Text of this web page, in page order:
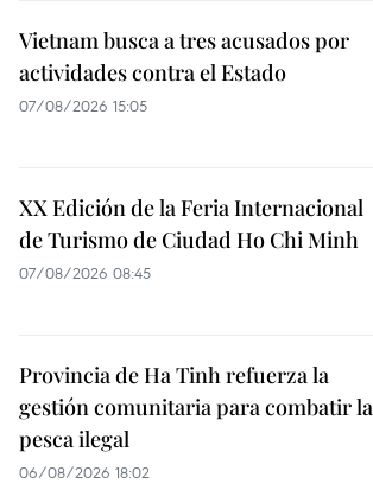
Vietnam busca a tres acusados por
actividades contra el Estado
07/08/2026 15:05
XX Edición de la Feria Internacional
de Turismo de Ciudad Ho Chi Minh
07/08/2026 08:45
Provincia de Ha Tinh refuerza la
gestión comunitaria para combatir la
pesca ilegal
06/08/2026 18:02